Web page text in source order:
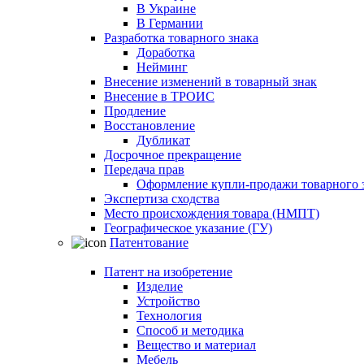
В Украине
В Германии
Разработка товарного знака
Доработка
Нейминг
Внесение изменений в товарный знак
Внесение в ТРОИС
Продление
Восстановление
Дубликат
Досрочное прекращение
Передача прав
Оформление купли-продажи товарного
Экспертиза сходства
Место происхождения товара (НМПТ)
Географическое указание (ГУ)
Патентование
Патент на изобретение
Изделие
Устройство
Технология
Способ и методика
Вещество и материал
Мебель